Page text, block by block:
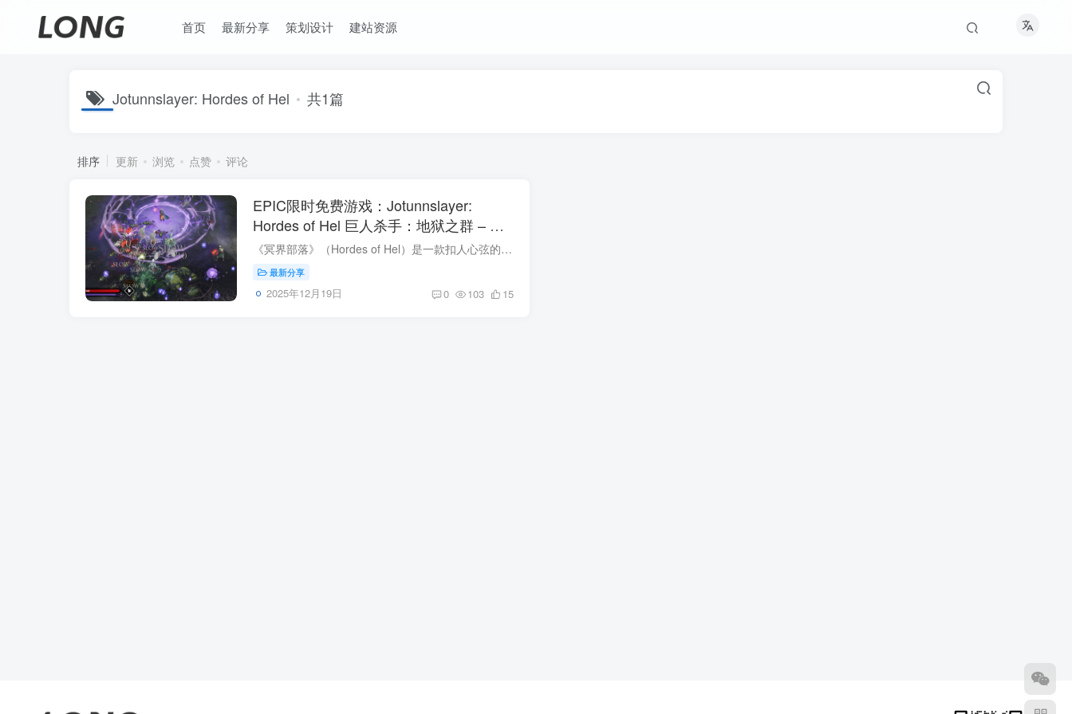
首页 最新分享 策划设计 建站资源
Jotunnslayer: Hordes of Hel 共1篇
排序 更新 浏览 点赞 评论
EPIC限时免费游戏：Jotunnslayer:
Hordes of Hel 巨人杀手：地狱之群 – 免
费领取
《冥界部落》（Hordes of Hel）是一款扣人心弦的Roguelike生存游戏，背景设定在北欧神话的黑暗世界。玩家需要击退一波又一波的敌人，赢取古老北欧诸神的祝福，探索危机四伏的世界，挑战强大的首...
最新分享
2025年12月19日 0 103 15